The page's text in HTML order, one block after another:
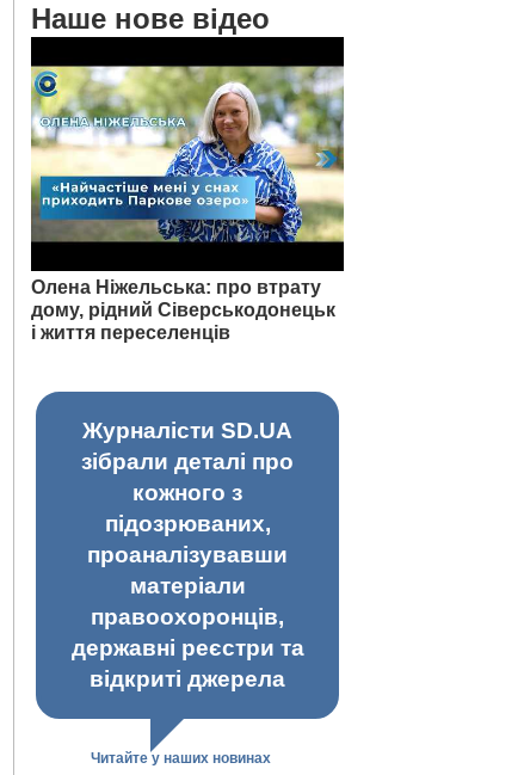
Наше нове відео
Олена Ніжельська: про втрату
дому, рідний Сіверськодонецьк
і життя переселенців
Журналісти SD.UA
зібрали деталі про
кожного з
підозрюваних,
проаналізувавши
матеріали
правоохоронців,
державні реєстри та
відкриті джерела
Читайте у наших новинах